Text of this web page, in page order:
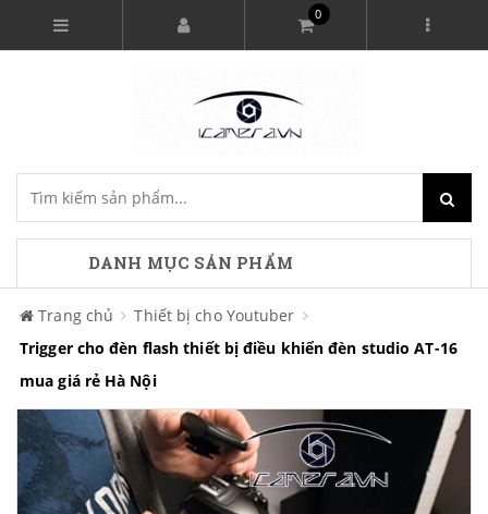
0
DANH MỤC SẢN PHẨM
Trang chủ
Thiết bị cho Youtuber
Trigger cho đèn flash thiết bị điều khiển đèn studio AT-16
mua giá rẻ Hà Nội